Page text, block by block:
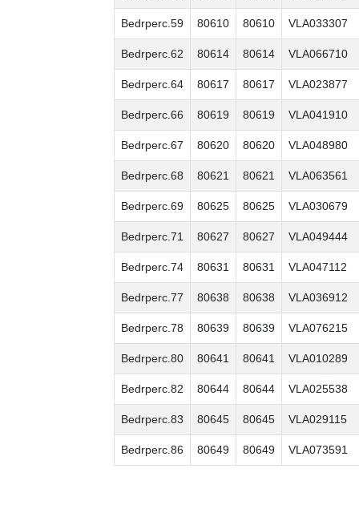
Bedrperc.59 80610 80610 VLA033307
Bedrperc.62 80614 80614 VLA066710
Bedrperc.64 80617 80617 VLA023877
Bedrperc.66 80619 80619 VLA041910
Bedrperc.67 80620 80620 VLA048980
Bedrperc.68 80621 80621 VLA063561
Bedrperc.69 80625 80625 VLA030679
Bedrperc.71 80627 80627 VLA049444
Bedrperc.74 80631 80631 VLA047112
Bedrperc.77 80638 80638 VLA036912
Bedrperc.78 80639 80639 VLA076215
Bedrperc.80 80641 80641 VLA010289
Bedrperc.82 80644 80644 VLA025538
Bedrperc.83 80645 80645 VLA029115
Bedrperc.86 80649 80649 VLA073591